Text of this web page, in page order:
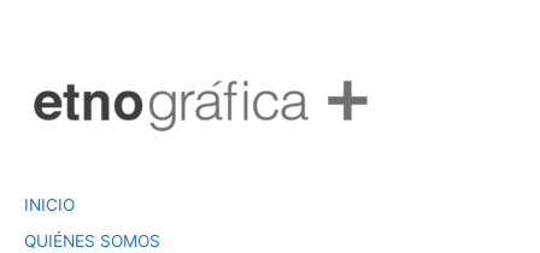
INICIO
QUIÉNES SOMOS